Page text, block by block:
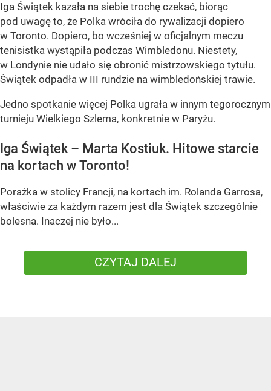
Iga Świątek kazała na siebie trochę czekać, biorąc
pod uwagę to, że Polka wróciła do rywalizacji dopiero
w Toronto. Dopiero, bo wcześniej w oficjalnym meczu
tenisistka wystąpiła podczas Wimbledonu. Niestety,
w Londynie nie udało się obronić mistrzowskiego tytułu.
Świątek odpadła w III rundzie na wimbledońskiej trawie.
Jedno spotkanie więcej Polka ugrała w innym tegorocznym
turnieju Wielkiego Szlema, konkretnie w Paryżu.
Iga Świątek – Marta Kostiuk. Hitowe starcie
na kortach w Toronto!
Porażka w stolicy Francji, na kortach im. Rolanda Garrosa,
właściwie za każdym razem jest dla Świątek szczególnie
bolesna. Inaczej nie było...
CZYTAJ DALEJ